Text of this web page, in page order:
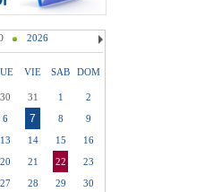
2026
VIE SAB DOM
30 31 1
2
6 7 8
9
13 14 15
16
20 21 22
23
27 28 29
30